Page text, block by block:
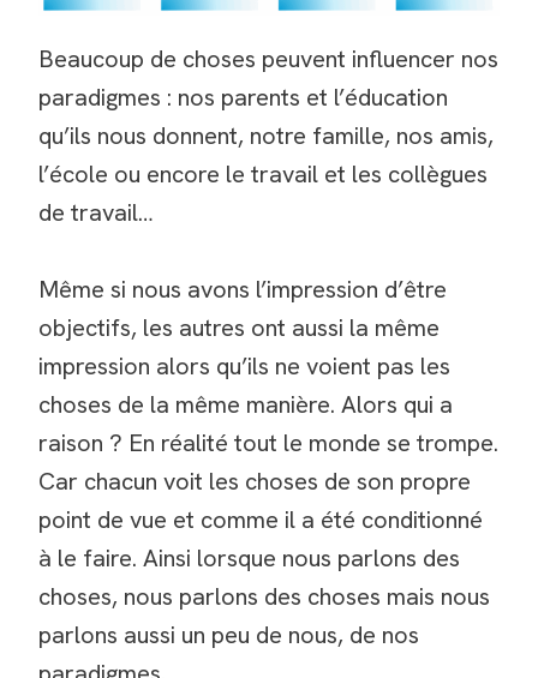
Beaucoup de choses peuvent influencer nos
paradigmes : nos parents et l’éducation
qu’ils nous donnent, notre famille, nos amis,
l’école ou encore le travail et les collègues
de travail…
Même si nous avons l’impression d’être
objectifs, les autres ont aussi la même
impression alors qu’ils ne voient pas les
choses de la même manière. Alors qui a
raison ? En réalité tout le monde se trompe.
Car chacun voit les choses de son propre
point de vue et comme il a été conditionné
à le faire. Ainsi lorsque nous parlons des
choses, nous parlons des choses mais nous
parlons aussi un peu de nous, de nos